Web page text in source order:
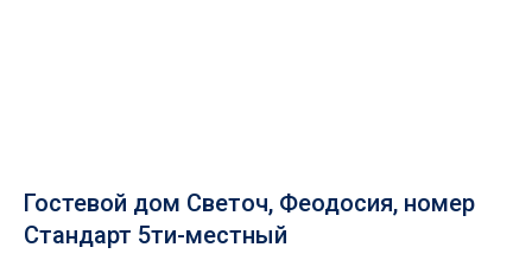
Гостевой дом Светоч, Феодосия, номер
Стандарт 5ти-местный